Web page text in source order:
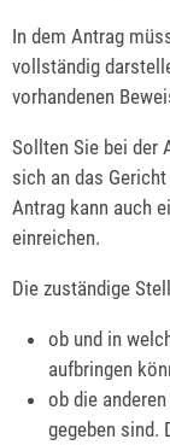
In dem Antrag
vollständig
vorhandenen
Sollten Sie bei der
sich an das
Antrag kann auch
einreichen.
Die zuständige
ob und in
aufbringen
ob die
gegeben sind.